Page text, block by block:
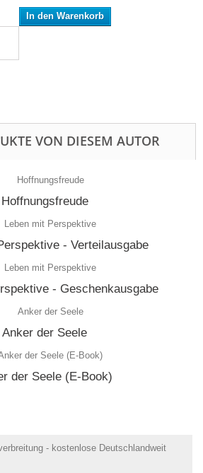
In den Warenkorb
VON DIESEM AUTOR
Hoffnungsfreude
- Verteilausgabe
- Geschenkausgabe
Anker der Seele
der Seele (E-Book)